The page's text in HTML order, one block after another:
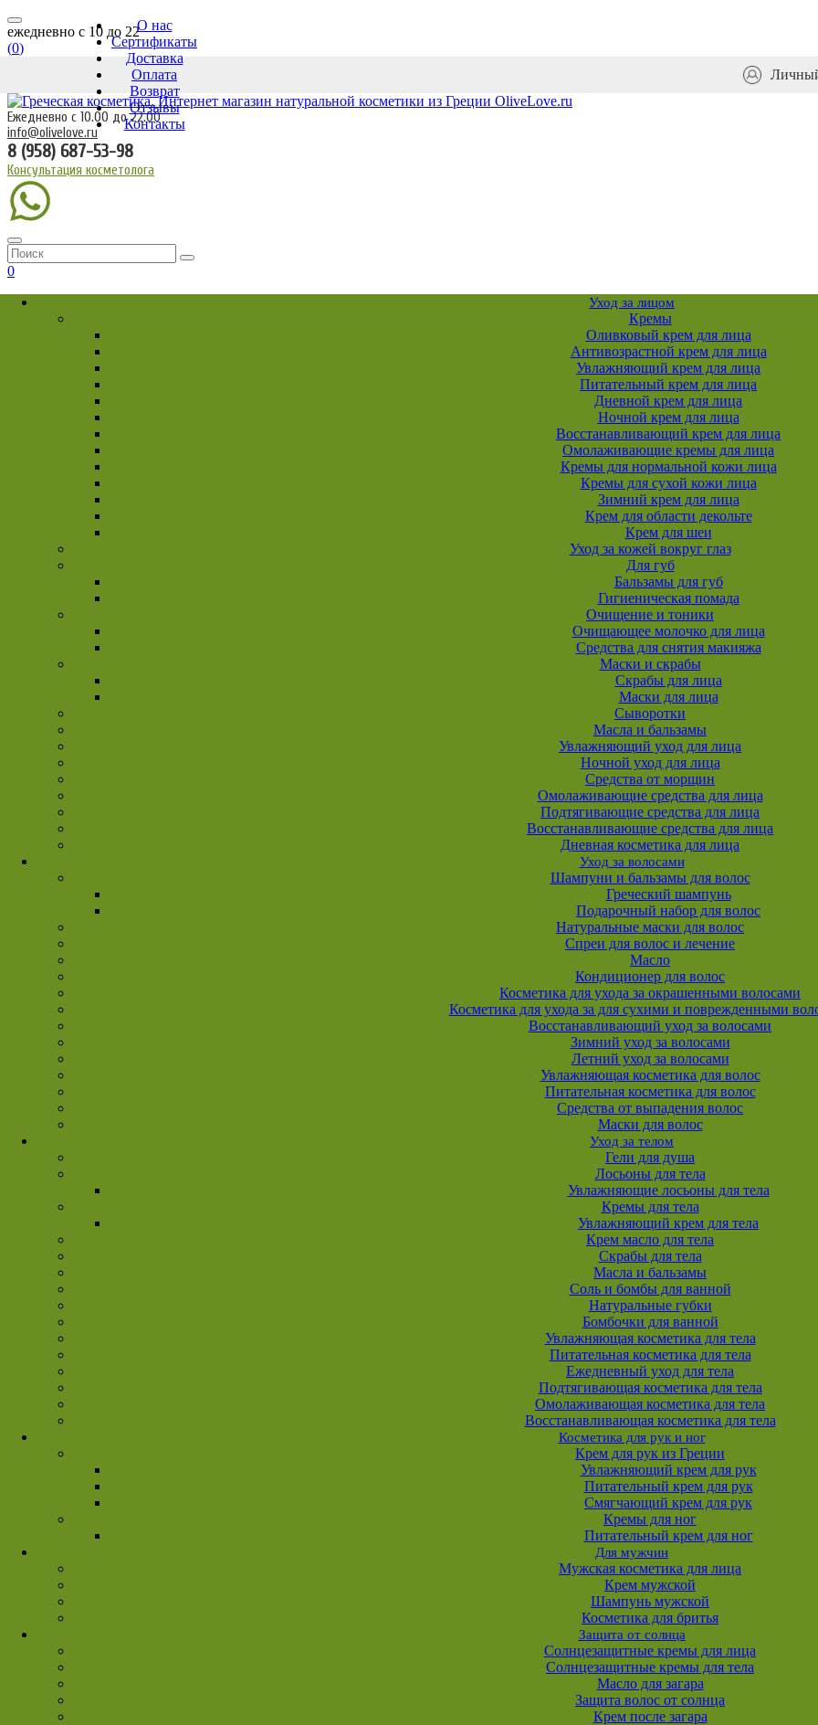
ежедневно c 10 до 22
(0)
О нас
Сертификаты
Доставка
Оплата
Возврат
Отзывы
Контакты
Ежедневно с 10.00 до 22.00
info@olivelove.ru
8 (958) 687-53-98
Консультация косметолога
0
Уход за лицом
Кремы
Оливковый крем для лица
Антивозрастной крем для лица
Увлажняющий крем для лица
Питательный крем для лица
Дневной крем для лица
Ночной крем для лица
Восстанавливающий крем для лица
Омолаживающие кремы для лица
Кремы для нормальной кожи лица
Кремы для сухой кожи лица
Зимний крем для лица
Крем для области декольте
Крем для шеи
Уход за кожей вокруг глаз
Для губ
Бальзамы для губ
Гигиеническая помада
Очищение и тоники
Очищающее молочко для лица
Средства для снятия макияжа
Маски и скрабы
Скрабы для лица
Маски для лица
Сыворотки
Масла и бальзамы
Увлажняющий уход для лица
Ночной уход для лица
Средства от морщин
Омолаживающие средства для лица
Подтягивающие средства для лица
Восстанавливающие средства для лица
Дневная косметика для лица
Уход за волосами
Шампуни и бальзамы для волос
Греческий шампунь
Подарочный набор для волос
Натуральные маски для волос
Спреи для волос и лечение
Масло
Кондиционер для волос
Косметика для ухода за окрашенными волосами
Косметика для ухода за для сухими и поврежденными
Восстанавливающий уход за волосами
Зимний уход за волосами
Летний уход за волосами
Увлажняющая косметика для волос
Питательная косметика для волос
Средства от выпадения волос
Маски для волос
Уход за телом
Гели для душа
Лосьоны для тела
Увлажняющие лосьоны для тела
Кремы для тела
Увлажняющий крем для тела
Крем масло для тела
Скрабы для тела
Масла и бальзамы
Соль и бомбы для ванной
Натуральные губки
Бомбочки для ванной
Увлажняющая косметика для тела
Питательная косметика для тела
Ежедневный уход для тела
Подтягивающая косметика для тела
Омолаживающая косметика для тела
Восстанавливающая косметика для тела
Косметика для рук и ног
Крем для рук из Греции
Увлажняющий крем для рук
Питательный крем для рук
Смягчающий крем для рук
Кремы для ног
Питательный крем для ног
Для мужчин
Мужская косметика для лица
Крем мужской
Шампунь мужской
Косметика для бритья
Защита от солнца
Солнцезащитные кремы для лица
Солнцезащитные кремы для тела
Масло для загара
Защита волос от солнца
Крем после загара